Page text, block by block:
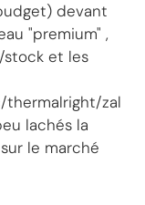
devant
"premium" ,
stock et les
thermalright/zal
lachés la
le marché